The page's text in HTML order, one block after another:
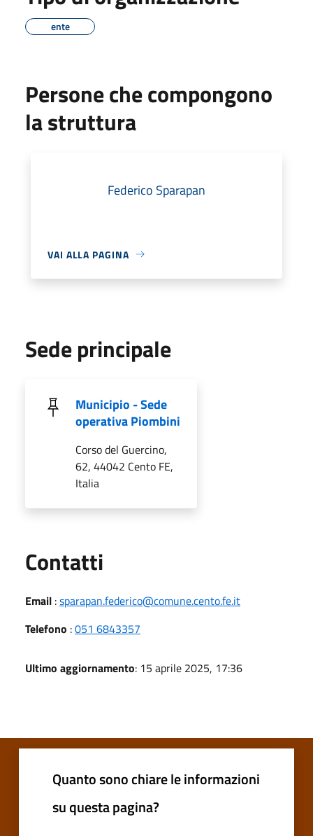
ente
Persone che compongono
la struttura
Federico Sparapan
VAI ALLA PAGINA
Sede principale
Municipio - Sede
operativa Piombini
Corso del Guercino,
62, 44042 Cento FE,
Italia
Contatti
Email :sparapan.federico@comune.cento.fe.it
Telefono :051 6843357
Ultimo aggiornamento: 15 aprile 2025, 17:36
Quanto sono chiare le informazioni
su questa pagina?